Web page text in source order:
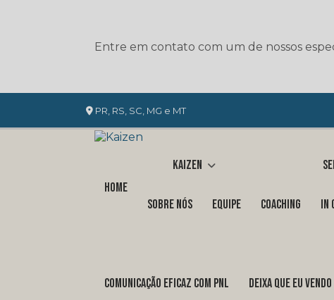
Entre em contato com um de nossos
PR, RS, SC, MG e MT
Home
Kaizen
Sobre nós Equipe Coaching in
COMUNICAÇÃO EFICAZ COM PNL DEIXA QUE EU VENDO